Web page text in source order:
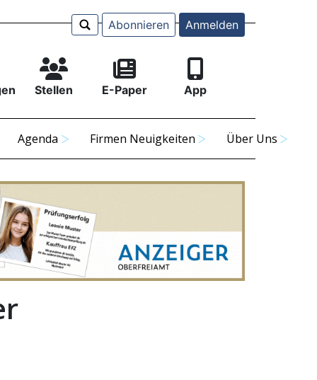
Abonnieren Anmelden
Stellen E-Paper App
Agenda Firmen Neuigkeiten Über Uns